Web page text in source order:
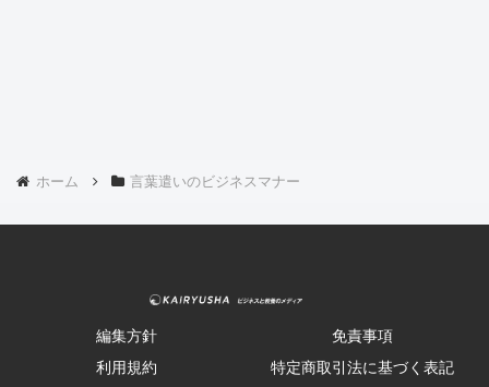
ホーム 言葉遣いのビジネスマナー
編集方針
免責事項
利用規約
特定商取引法に基づく表記